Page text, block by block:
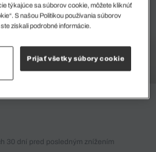
30 dní pred posledným znížením
týkajúce sa súborov cookie, môžete kliknúť
S našou Politikou používania súborov
získali podrobné informácie.
Prijať všetky súbory cookie